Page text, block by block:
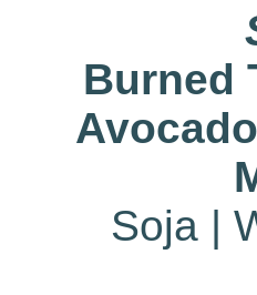
Burned
Soja |